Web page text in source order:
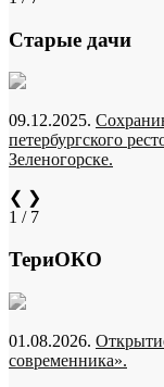
Старые дачи
09.12.2025.
петербургского
Зеленогорске.
❮ ❯
1 / 7
ТериОКО
01.08.2026.
современника».